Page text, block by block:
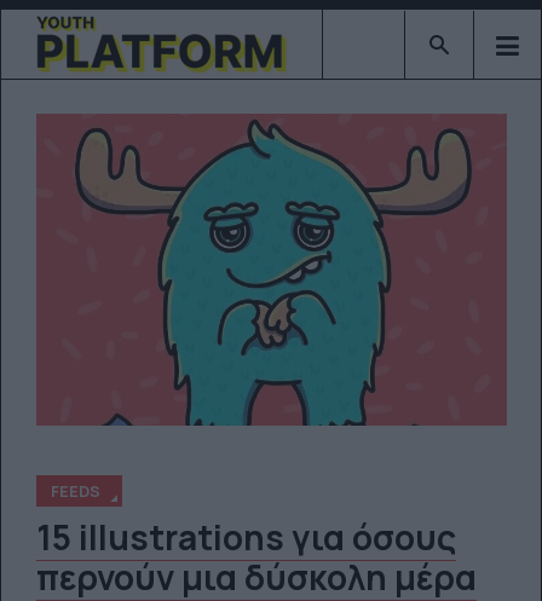
Type 2 or
FEEDS
15 illustrations για όσους
περνούν μια δύσκολη μέρα